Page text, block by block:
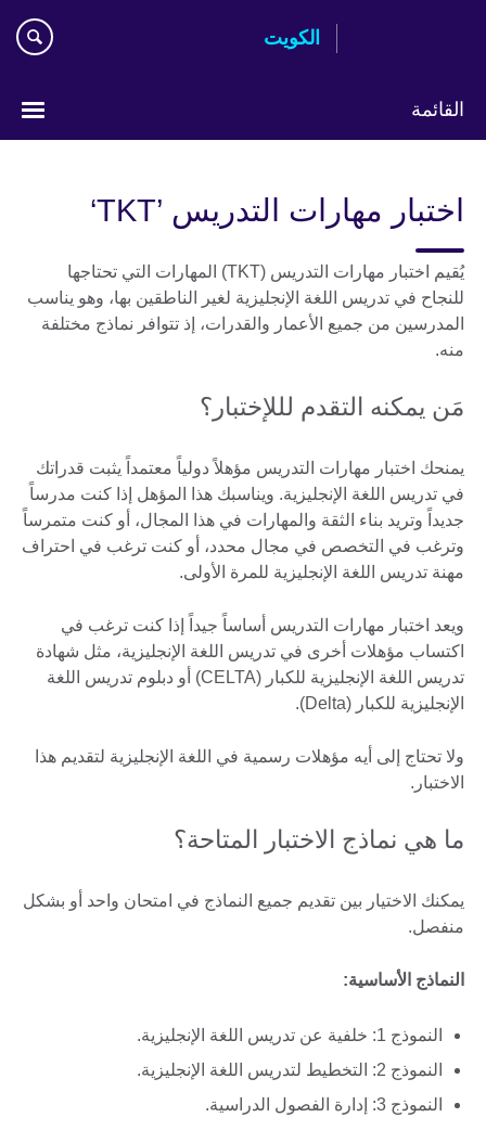
الكويت
القائمة
اختبار مهارات التدريس ’TKT‘
يُقيم اختبار مهارات التدريس (TKT) المهارات التي تحتاجها
للنجاح في تدريس اللغة الإنجليزية لغير الناطقين بها، وهو يناسب
المدرسين من جميع الأعمار والقدرات، إذ تتوافر نماذج مختلفة
منه.
مَن يمكنه التقدم لللإختبار؟
يمنحك اختبار مهارات التدريس مؤهلاً دولياً معتمداً يثبت قدراتك
في تدريس اللغة الإنجليزية. ويناسبك هذا المؤهل إذا كنت مدرساً
جديداً وتريد بناء الثقة والمهارات في هذا المجال، أو كنت متمرساً
وترغب في التخصص في مجال محدد، أو كنت ترغب في احتراف
مهنة تدريس اللغة الإنجليزية للمرة الأولى.
ويعد اختبار مهارات التدريس أساساً جيداً إذا كنت ترغب في
اكتساب مؤهلات أخرى في تدريس اللغة الإنجليزية، مثل شهادة
تدريس اللغة الإنجليزية للكبار (CELTA) أو دبلوم تدريس اللغة
الإنجليزية للكبار (Delta).
ولا تحتاج إلى أيه مؤهلات رسمية في اللغة الإنجليزية لتقديم هذا
الاختبار.
ما هي نماذج الاختبار المتاحة؟
يمكنك الاختيار بين تقديم جميع النماذج في امتحان واحد أو بشكل
منفصل.
النماذج الأساسية:
النموذج 1: خلفية عن تدريس اللغة الإنجليزية.
النموذج 2: التخطيط لتدريس اللغة الإنجليزية.
النموذج 3: إدارة الفصول الدراسية.